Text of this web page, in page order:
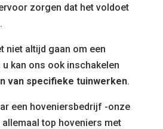
zorgen dat het voldoet
niet altijd gaan om een
u kan ons ook inschakelen
van specifieke tuinwerken.
een hoveniersbedrijf -onze
top hoveniers met